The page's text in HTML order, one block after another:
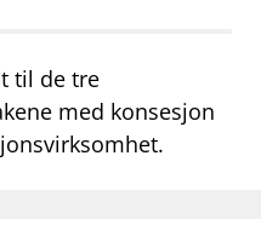
til de tre
med konsesjon